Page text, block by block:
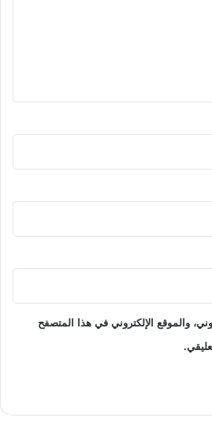
والموقع الإلكتروني في هذا المتصفح